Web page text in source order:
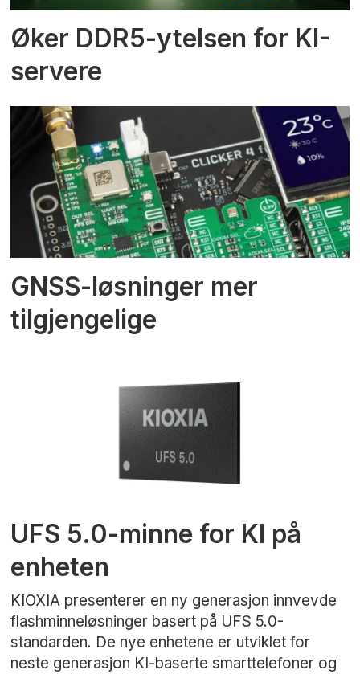
Øker DDR5-ytelsen for KI-
servere
GNSS-løsninger mer
tilgjengelige
UFS 5.0-minne for KI på
enheten
KIOXIA presenterer en ny generasjon innvevde
flashminneløsninger basert på UFS 5.0-
standarden. De nye enhetene er utviklet for
neste generasjon KI-baserte smarttelefoner og